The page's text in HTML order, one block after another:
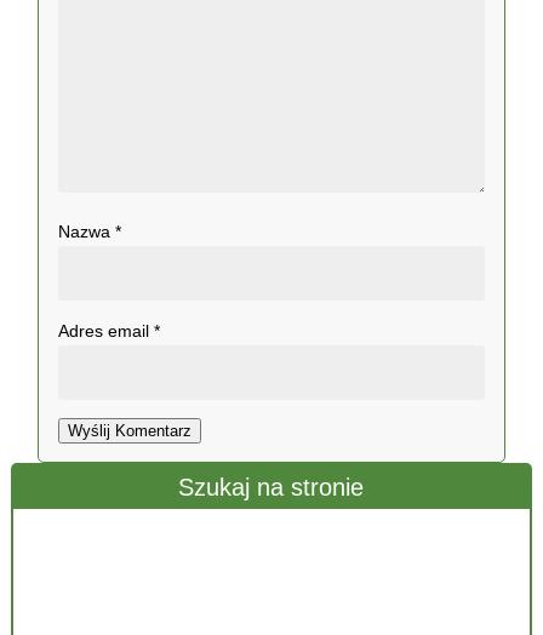
Szukaj na stronie
Nazwa*
Adres email*
Wyślij Komentarz